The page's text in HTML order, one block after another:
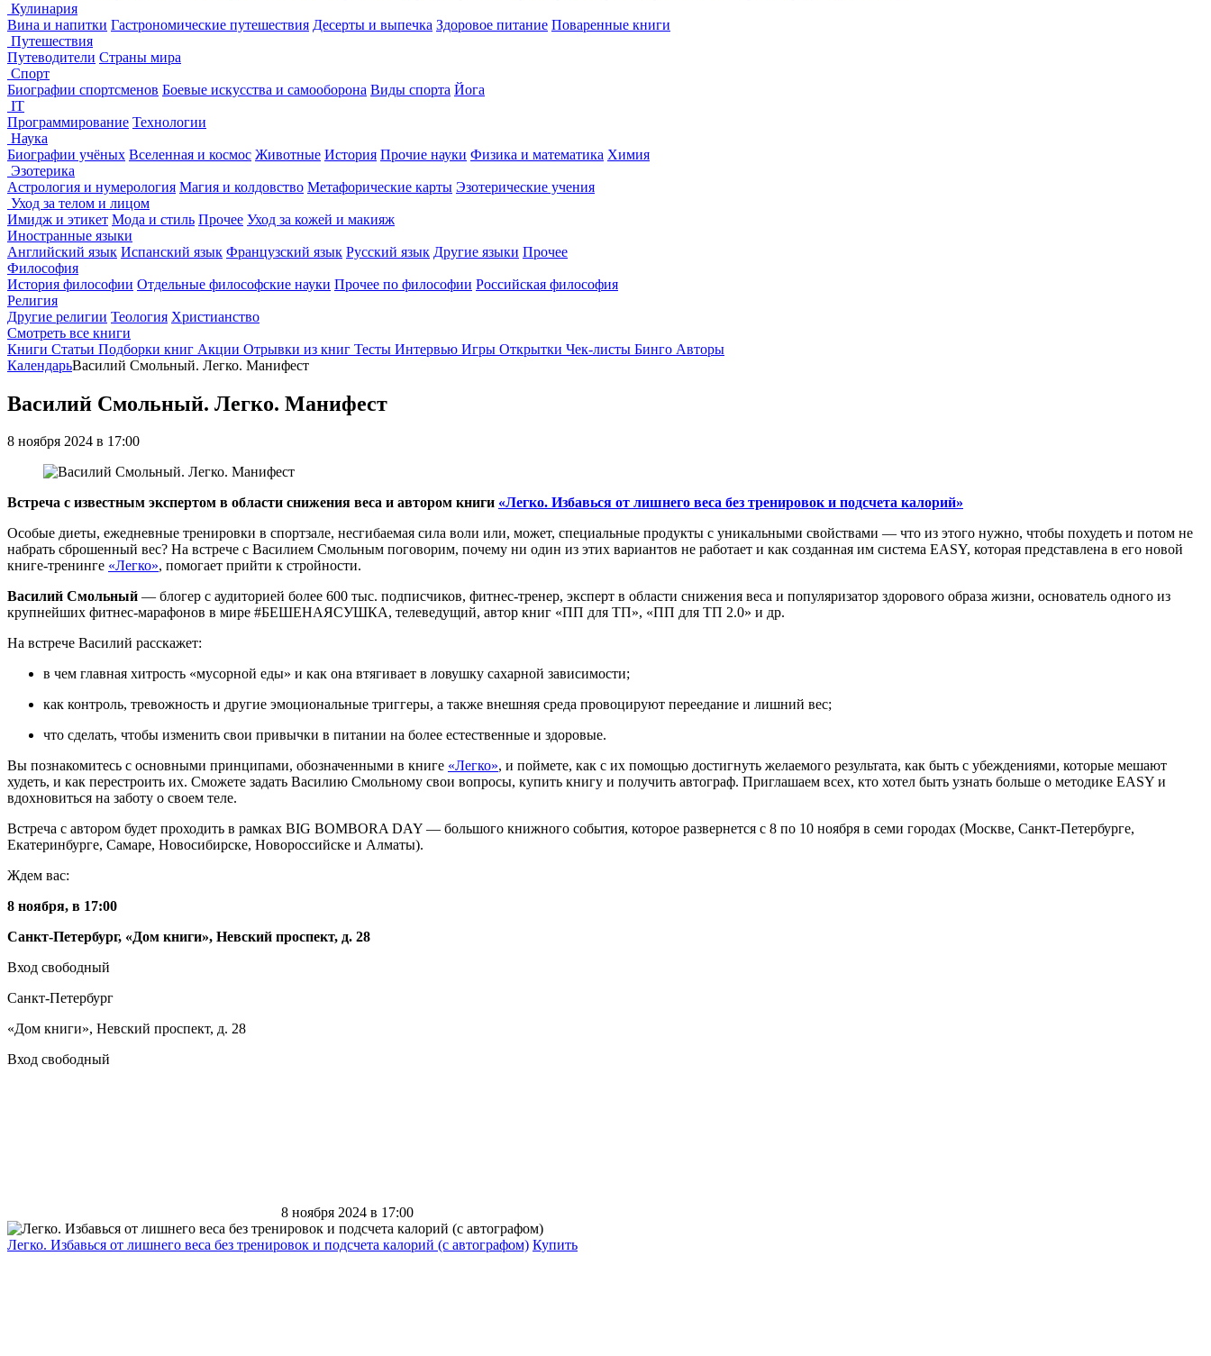
Кулинария
Вина и напитки Гастрономические путешествия Десерты и выпечка Здоровое питание Поваренные книги
Путешествия
Путеводители Страны мира
Спорт
Биографии спортсменов Боевые искусства и самооборона Виды спорта Йога
IT
Программирование Технологии
Наука
Биографии учёных Вселенная и космос Животные История Прочие науки Физика и математика Химия
Эзотерика
Астрология и нумерология Магия и колдовство Метафорические карты Эзотерические учения
Уход за телом и лицом
Имидж и этикет Мода и стиль Прочее Уход за кожей и макияж
Иностранные языки
Английский язык Испанский язык Французский язык Русский язык Другие языки Прочее
Философия
История философии Отдельные философские науки Прочее по философии Российская философия
Религия
Другие религии Теология Христианство
Смотреть все книги
Книги Статьи Подборки книг Акции Отрывки из книг Тесты Интервью Игры Открытки Чек-листы Бинго Авторы
КалендарьВасилий Смольный. Легко. Манифест
Василий Смольный. Легко. Манифест
8 ноября 2024 в 17:00
Встреча с известным экспертом в области снижения веса и автором книги «Легко. Избавься от лишнего веса без тренировок и подсчета калорий»
Особые диеты, ежедневные тренировки в спортзале, несгибаемая сила воли или, может, специальные продукты с уникальными свойствами — что из этого нужно, чтобы похудеть и потом не
набрать сброшенный вес? На встрече с Василием Смольным поговорим, почему ни один из этих вариантов не работает и как созданная им система EASY, которая представлена в его новой
книге-тренинге «Легко», помогает прийти к стройности.
Василий Смольный — блогер с аудиторией более 600 тыс. подписчиков, фитнес-тренер, эксперт в области снижения веса и популяризатор здорового образа жизни, основатель одного из
крупнейших фитнес-марафонов в мире #БЕШЕНАЯСУШКА, телеведущий, автор книг «ПП для ТП», «ПП для ТП 2.0» и др.
На встрече Василий расскажет:
в чем главная хитрость «мусорной еды» и как она втягивает в ловушку сахарной зависимости;
как контроль, тревожность и другие эмоциональные триггеры, а также внешняя среда провоцируют переедание и лишний вес;
что сделать, чтобы изменить свои привычки в питании на более естественные и здоровые.
Вы познакомитесь с основными принципами, обозначенными в книге «Легко», и поймете, как с их помощью достигнуть желаемого результата, как быть с убеждениями, которые мешают
худеть, и как перестроить их. Сможете задать Василию Смольному свои вопросы, купить книгу и получить автограф. Приглашаем всех, кто хотел быть узнать больше о методике EASY и
вдохновиться на заботу о своем теле.
Встреча с автором будет проходить в рамках BIG BOMBORA DAY — большого книжного события, которое развернется с 8 по 10 ноября в семи городах (Москве, Санкт-Петербурге,
Екатеринбурге, Самаре, Новосибирске, Новороссийске и Алматы).
Ждем вас:
8 ноября, в 17:00
Санкт-Петербург, «Дом книги», Невский проспект, д. 28
Вход свободный
Санкт-Петербург
«Дом книги», Невский проспект, д. 28
Вход свободный
8 ноября 2024 в 17:00
Легко. Избавься от лишнего веса без тренировок и подсчета калорий (с автографом) Купить